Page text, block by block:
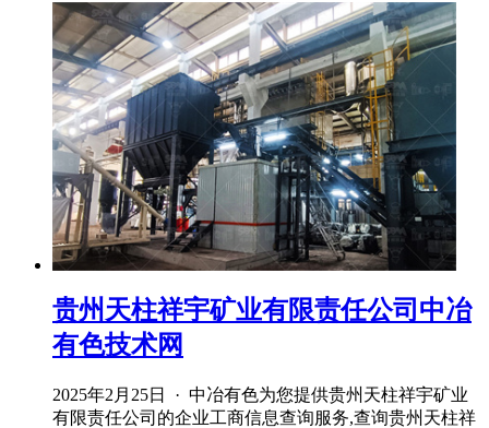
贵州天柱祥宇矿业有限责任公司中冶
有色技术网
2025年2月25日 · 中冶有色为您提供贵州天柱祥宇矿业
有限责任公司的企业工商信息查询服务,查询贵州天柱祥